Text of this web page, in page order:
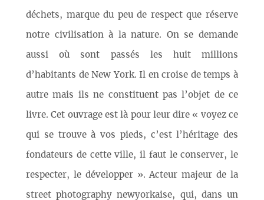
déchets, marque du peu de respect que réserve
notre civilisation à la nature. On se demande
aussi où sont passés les huit millions
d’habitants de New York. Il en croise de temps à
autre mais ils ne constituent pas l’objet de ce
livre. Cet ouvrage est là pour leur dire « voyez ce
qui se trouve à vos pieds, c’est l’héritage des
fondateurs de cette ville, il faut le conserver, le
respecter, le développer ». Acteur majeur de la
street photography newyorkaise, qui, dans un